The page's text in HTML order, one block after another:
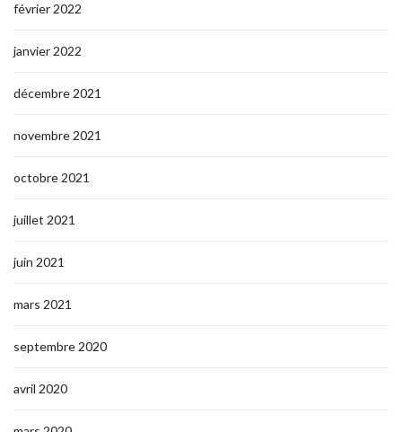
février 2022
janvier 2022
décembre 2021
novembre 2021
octobre 2021
juillet 2021
juin 2021
mars 2021
septembre 2020
avril 2020